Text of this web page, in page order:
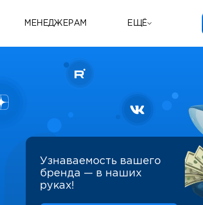
МЕНЕДЖЕРАМ ЕЩЁ
Узнаваемость вашего
бренда — в наших
руках!